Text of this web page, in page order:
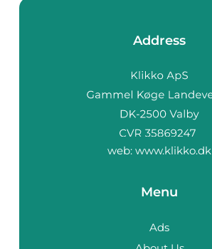
Address
web: www.klikko.dk
Menu
Ads